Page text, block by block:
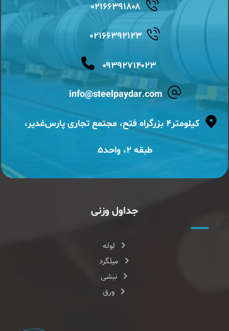
۰۲۱۶۶۳۹۱۸۰۸
۰۲۱۶۶۳۹۲۱۲۳
۰۹۳۹۲۷۱۴۰۲۳
info@steelpaydar.com
کیلومتر۴ بزرگراه فتح، مجتمع تجاری پارس‌غدیر،
طبقه ۲، واحد۵
جداول وزنی
لوله
میلگرد
نبشی
ورق